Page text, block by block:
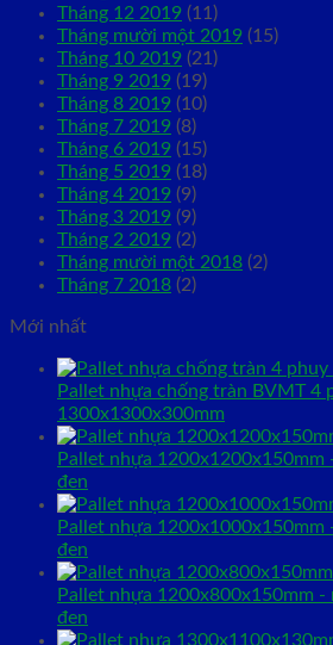
Tháng 12 2019 (11)
Tháng mười một 2019 (15)
Tháng 10 2019 (21)
Tháng 9 2019 (19)
Tháng 8 2019 (10)
Tháng 7 2019 (8)
Tháng 6 2019 (15)
Tháng 5 2019 (18)
Tháng 4 2019 (9)
Tháng 3 2019 (9)
Tháng 2 2019 (2)
Tháng mười một 2018 (2)
Tháng 7 2018 (2)
Mới nhất
Pallet nhựa chống tràn BVMT 4
1300x1300x300mm
Pallet nhựa 1200x1200x150mm
đen
Pallet nhựa 1200x1000x150mm
đen
Pallet nhựa 1200x800x150mm -
đen